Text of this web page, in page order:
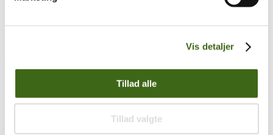
Vis detaljer
Tillad alle
Tillad valgte
Om brug af siden
Ordre historik(kræver konto)